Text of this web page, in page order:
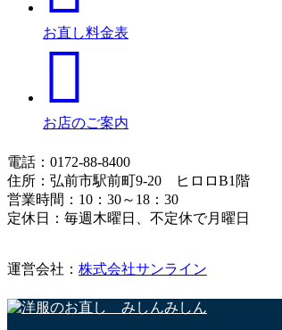
お直し料金表
お店のご案内
電話：0172-88-8400
住所：弘前市駅前町9-20 ヒロロB1階
営業時間：10：30～18：30
定休日：毎週木曜日、不定休で月曜日
運営会社： 株式会社サンライン